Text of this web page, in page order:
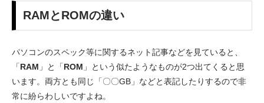
RAMとROMの違い
パソコンのスペック等に関するネット記事などを見ていると、
「RAM 」と「ROM 」という似たようなものが2つ出てくると思
います。両方とも同じ「〇〇GB」などと表記したりするので非
常に紛らわしいですよね。